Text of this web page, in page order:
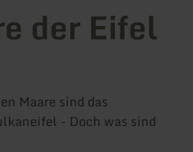
der Eifel
Maare sind das
- Doch was sind